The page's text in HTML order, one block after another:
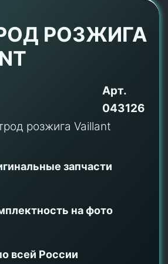
РОЗЖИГА
Арт.
043126
запчасти
на фото
всей России